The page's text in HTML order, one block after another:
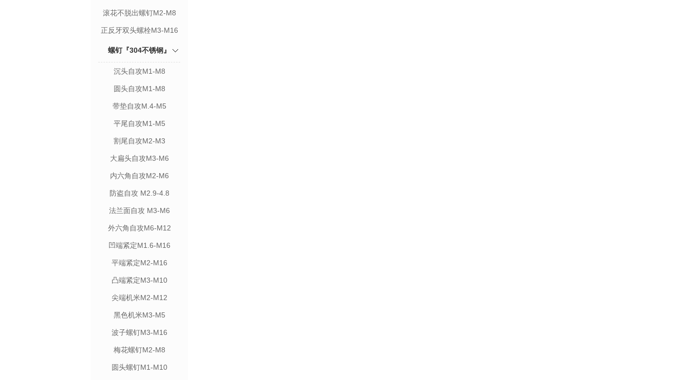
滚花不脱出螺钉M2-M8
正反牙双头螺栓M3-M16
螺钉『304不锈钢』
沉头自攻M1-M8
圆头自攻M1-M8
带垫自攻M.4-M5
平尾自攻M1-M5
割尾自攻M2-M3
大扁头自攻M3-M6
内六角自攻M2-M6
防盗自攻 M2.9-4.8
法兰面自攻 M3-M6
外六角自攻M6-M12
凹端紧定M1.6-M16
平端紧定M2-M16
凸端紧定M3-M10
尖端机米M2-M12
黑色机米M3-M5
波子螺钉M3-M16
梅花螺钉M2-M8
圆头螺钉M1-M10